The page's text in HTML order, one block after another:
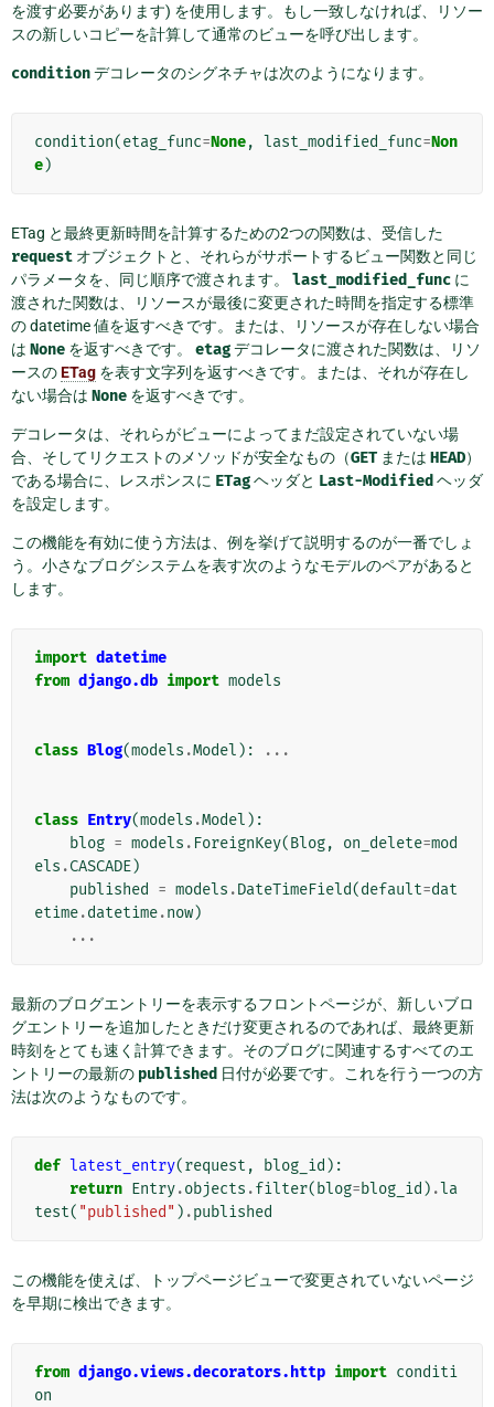
を渡す必要があります) を使用します。もし一致しなければ、リソー
スの新しいコピーを計算して通常のビューを呼び出します。
conditionデコレータのシグネチャは次のようになります。
condition(etag_func=None, last_modified_func=Non
e)
ETag と最終更新時間を計算するための2つの関数は、受信した
request オブジェクトと、それらがサポートするビュー関数と同じ
パラメータを、同じ順序で渡されます。 last_modified_func に
渡された関数は、リソースが最後に変更された時間を指定する標準
の datetime 値を返すべきです。または、リソースが存在しない場合
は None を返すべきです。 etagデコレータに渡された関数は、リソ
ースのETag を表す文字列を返すべきです。または、それが存在し
ない場合は None を返すべきです。
デコレータは、それらがビューによってまだ設定されていない場
合、そしてリクエストのメソッドが安全なもの（GET または HEAD）
である場合に、レスポンスに ETagヘッダと Last-Modified ヘッダ
を設定します。
この機能を有効に使う方法は、例を挙げて説明するのが一番でしょ
う。小さなブログシステムを表す次のようなモデルのペアがあると
します。
import datetime
from django.db import models
class Blog(models .Model ): ...
class Entry(models .Model ):
blog = models . ForeignKey(Blog, on_delete=mod
els .CASCADE)
published
= models .DateTimeField(default=dat
etime.datetime.now)
...
最新のブログエントリーを表示するフロントページが、新しいブロ
グエントリーを追加したときだけ変更されるのであれば、最終更新
時刻をとても速く計算できます。そのブログに関連するすべてのエ
ントリーの最新の published 日付が必要です。これを行う一つの方
法は次のようなものです。
def latest_entry(request , blog_id ):
return Entry.objects .filter( blog=blog_id ) .la
test( "published" ) .published
この機能を使えば、トップページビューで変更されていないページ
を早期に検出できます。
from django.views.decorators.http import conditi
on